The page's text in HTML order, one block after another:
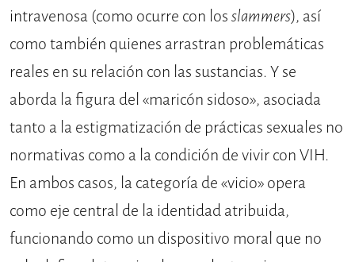
intravenosa (como ocurre con losslammers), así
como también quienes arrastran problemáticas
reales en su relación con las sustancias. Y se
aborda la figura del «maricón sidoso», asociada
tanto a la estigmatización de prácticas sexuales no
normativas como a la condición de vivir con VIH.
En ambos casos, la categoría de «vicio» opera
como eje central de la identidad atribuida,
funcionando como un dispositivo moral que no